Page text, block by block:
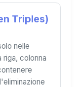
Triples)
nelle
colonna